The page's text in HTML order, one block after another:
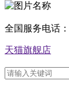
全国服务电话：
天猫旗舰店